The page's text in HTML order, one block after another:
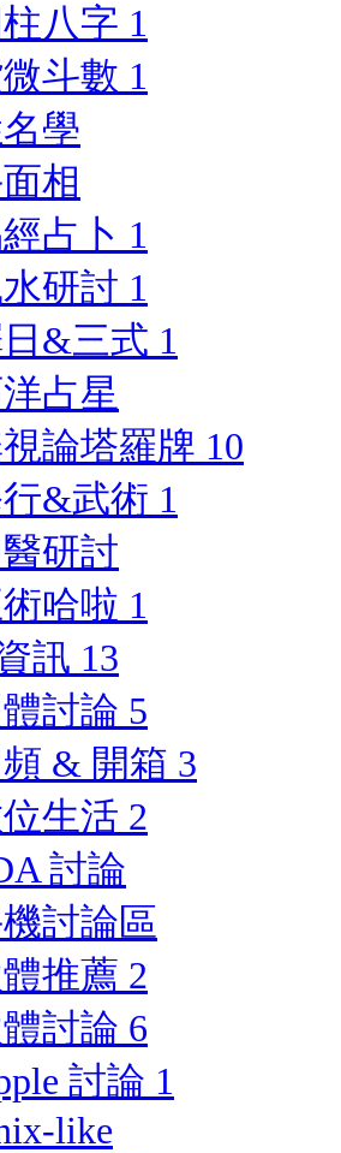
柱八字 1
斗數 1
學
相
占卜 1
研討 1
&三式 1
占星
論塔羅牌 10
&武術 1
研討
哈啦 1
訊 13
討論 5
& 開箱 3
生活 2
討論
討論區
推薦 2
討論 6
討論 1
like